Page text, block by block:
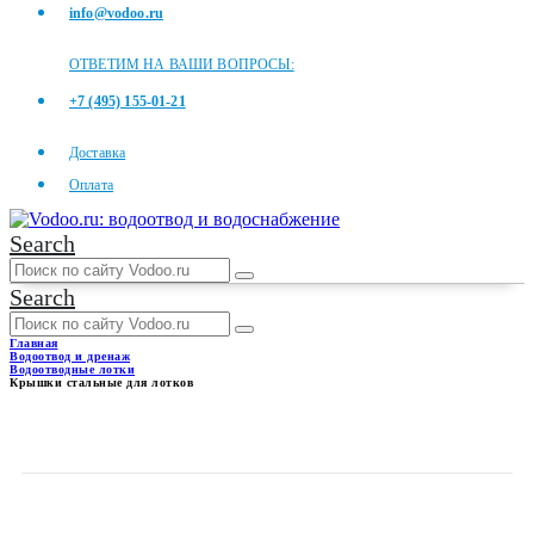
info@vodoo.ru
ОТВЕТИМ НА ВАШИ ВОПРОСЫ:
+7 (495) 155-01-21
Доставка
Оплата
Search
Search
Главная
Водоотвод и дренаж
Водоотводные лотки
Крышки стальные для лотков